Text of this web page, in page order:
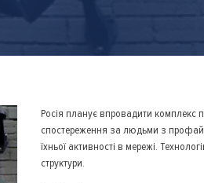
Росія планує впровадити комплекс
спостереження за людьми з
їхньої активності в мережі.
структури.